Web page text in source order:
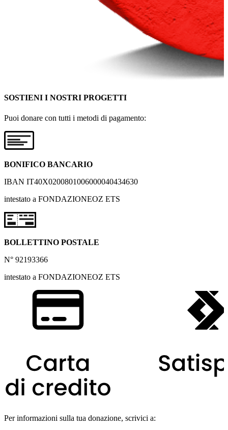
SOSTIENI I NOSTRI PROGETTI
Puoi donare con tutti i metodi di pagamento:
BONIFICO BANCARIO
IBAN IT40X0200801006000040434630
intestato a FONDAZIONEOZ ETS
BOLLETTINO POSTALE
N° 92193366
intestato a FONDAZIONEOZ ETS
Per informazioni sulla tua donazione, scrivici a: